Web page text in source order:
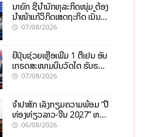
ນາຍົກ ຊີ້ນຳນັກທຸລະກິດໜຸ່ມ ຕ້ອງ
ນຳໜ້າແກ້ວິກິດເສດຖະກິດ ເນັ້ນດຶງ
ທຶນສາກົນ, ຫັນສູ່ດິຈິຕອນ
07/08/2026
ຍີ່ປຸ່ນຊ່ວຍເຫຼືອເພີ່ມ 1 ຕື້ເຢນ ອັບ
ເກຣດສະໜາມບິນວັດໄຕ ຮັບຮອງ
ການເຕີບໂຕ
07/08/2026
ຈຳປາສັກ ເລັ່ງກຽມຄວາມພ້ອມ “ປີ
ທ່ອງທ່ຽວລາວ-ຈີນ 2027” ຫວັງ
ກະຕຸ້ນເສດຖະກິດທ້ອງຖິ່ນ
06/08/2026